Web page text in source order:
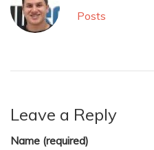
Posts
Leave a Reply
Name (required)